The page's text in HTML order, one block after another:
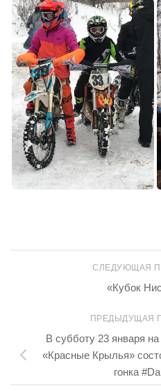
СЛЕДУЮЩАЯ
«Кубок
ПРЕДЫДУЩАЯ
В субботу 23 января
«Красные Крылья»
гонка